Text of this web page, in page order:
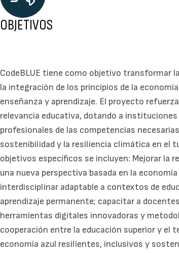
OBJETIVOS
CodeBLUE tiene como objetivo transformar
la integración de los principios de la
enseñanza y aprendizaje. El proyecto
relevancia educativa, dotando a
profesionales de las competencias
sostenibilidad y la resiliencia climática en el
objetivos específicos se incluyen: Mejorar la
una nueva perspectiva basada en la
interdisciplinar adaptable a contextos de
aprendizaje permanente; capacitar a
herramientas digitales innovadoras y
cooperación entre la educación superior y el
economía azul resilientes, inclusivos y